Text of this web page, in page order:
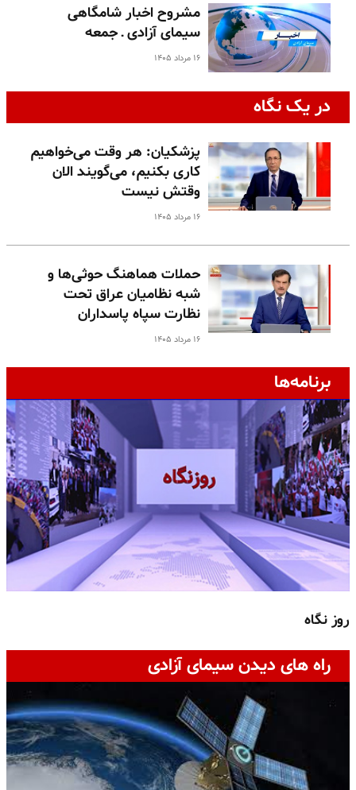
مشروح اخبار شامگاهی
سیمای آزادی ـ جمعه
۱۶ مرداد ۱۴۰۵
در یک نگاه
پزشکیان: هر وقت می‌خواهیم
کاری بکنیم، می‌گویند الان
وقتش نیست
۱۶ مرداد ۱۴۰۵
حملات هماهنگ حوثی‌ها و
شبه نظامیان عراق تحت
نظارت سپاه پاسداران
۱۶ مرداد ۱۴۰۵
برنامه‌ها
روز نگاه
راه های دیدن سیمای آزادی